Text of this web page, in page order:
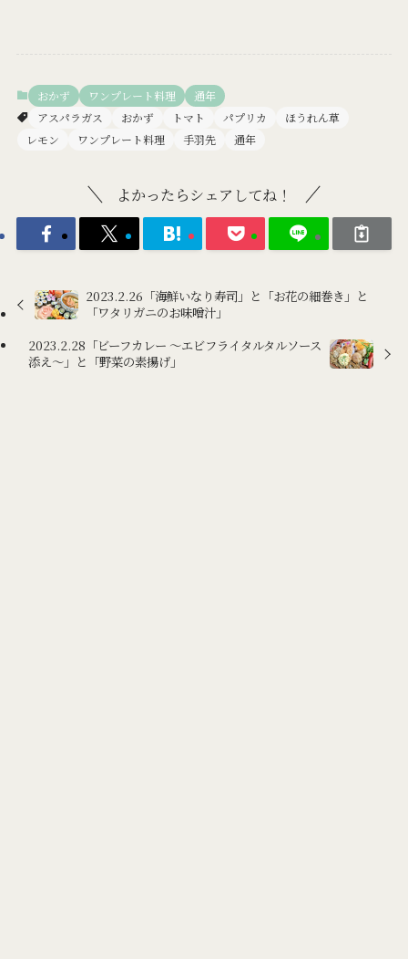
おかず ワンプレート料理
通年
アスパラガス
おかず トマト パプリカ
ほうれん草
レモン
ワンプレート料理 手羽先 通年
よかったらシェアしてね！
2023.2.26「海鮮いなり寿司」と「お花の細巻き」と
「ワタリガニのお味噌汁」
2023.2.28「ビーフカレー ～エビフライタルタルソース
添え～」と「野菜の素揚げ」